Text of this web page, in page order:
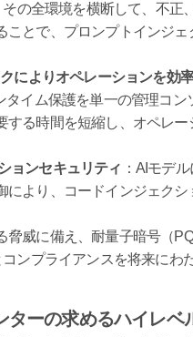
の全環境を横断して、不正
とで、プロンプトインジェ
によりオペレーションを効
イム保護を単一の管理コン
る時間を短縮し、オペレ
ョンセキュリティ ：AIモデ
により、コードインジェク
脅威に備え、耐量子暗号（
ンプライアンスを将来にわ
ーの求めるハイレベ